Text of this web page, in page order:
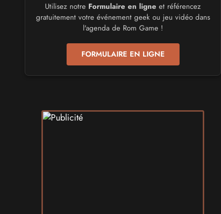
CULTURE JAPONAISE ET OTAKU
Mang'Azur 2027
les 24 et 25 avril 2027 - à Toulon
SALONS & CONVENTIONS GEEKS
Play Azur Festival 2027
SALONS & CONVENTIONS GEEKS
Art To Play 2026
Utilisez notre Formulaire en ligne et référencez
gratuitement votre événement geek ou jeu vidéo dans
l'agenda de Rom Game !
FORMULAIRE EN LIGNE